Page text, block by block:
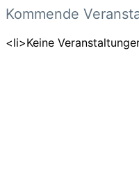
Kommende
<li>Keine